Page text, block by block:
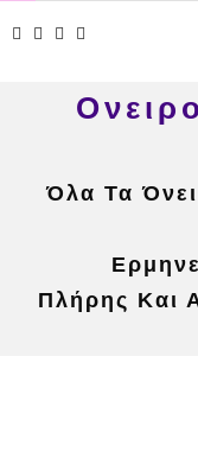
Όλα Τα
Πλήρης Και